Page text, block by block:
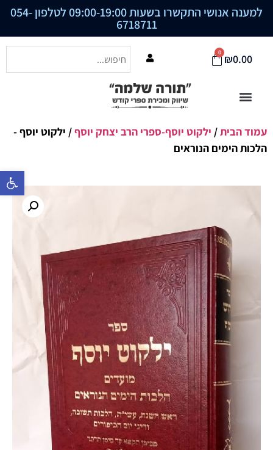
פתח סרגל
למענה אנושי התקשרו בשעות 09:00-19:00 לטלפון 054-
6718711
₪0.00
0
עמוד הבית/ ילקוט יוסף-ספרי הרב יצחק יוסף/ ילקוט יוסף -
הלכות הימים הנוראים